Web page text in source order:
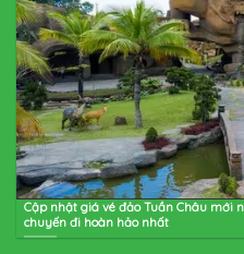
Cập nhật giá vé đảo Tuần Châu mới
chuyến đi hoàn hảo nhất